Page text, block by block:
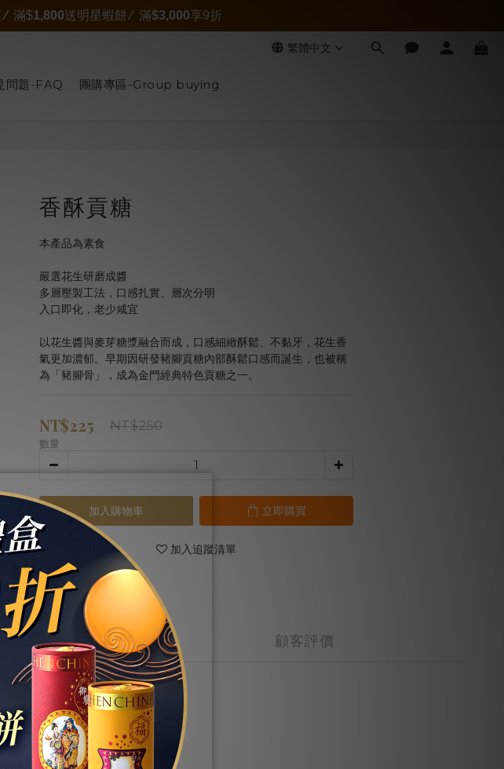
繁體中文
問題-FAQ 團購專區-Group buying
香酥貢糖
本產品為素食
嚴選花生研磨成醬
多層壓製工法，口感扎實、層次分明
入口即化，老少咸宜
以花生醬與麥芽糖漿融合而成，口感細緻酥鬆、不黏牙，花生香
氣更加濃郁。早期因研發豬腳貢糖內部酥鬆口感而誕生，也被稱
為「豬腳骨」，成為金門經典特色貢糖之一。
NT$225 NT$250
數量
加入購物車 立即購買
加入追蹤清單
式 顧客評價
∕ 滿$1,800送明星蝦餅 ∕ 滿$3,000享9折